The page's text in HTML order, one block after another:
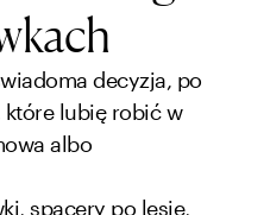
decyzja, po
które lubię robić w
albo
spacery po lesie,